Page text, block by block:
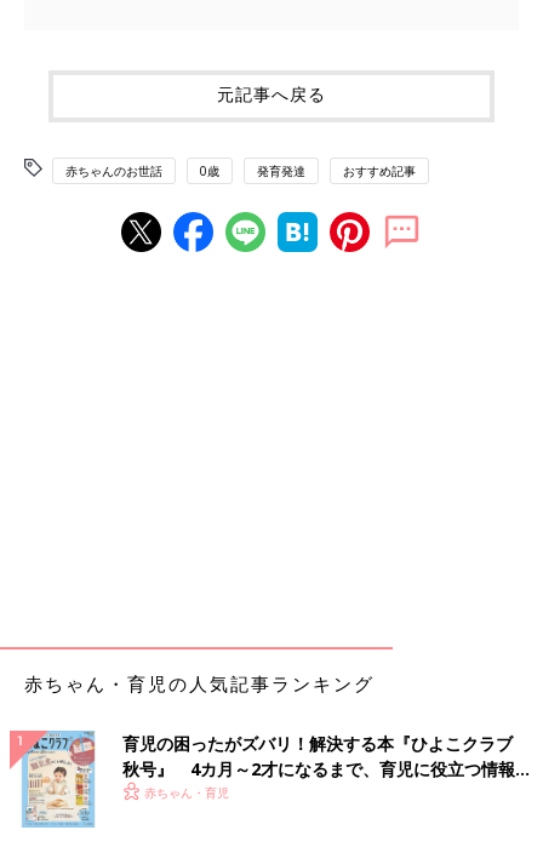
元記事へ戻る
赤ちゃんのお世話 0歳 発育発達 おすすめ記事
赤ちゃん・育児の人気記事ランキング
育児の困ったがズバリ！解決する本『ひよこクラブ
秋号』 4カ月～2才になるまで、育児に役立つ情報が
いっぱい！
赤ちゃん・育児